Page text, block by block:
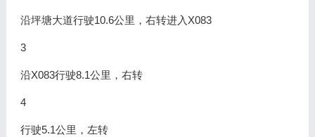
沿坪塘大道行驶10.6公里，右转进入X083
3
沿X083行驶8.1公里，右转
4
行驶5.1公里，左转